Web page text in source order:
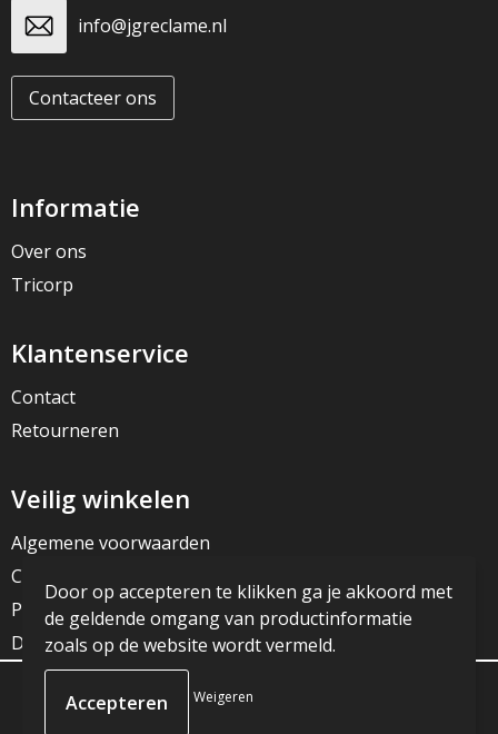
info@jgreclame.nl
Contacteer ons
Informatie
Over ons
Tricorp
Klantenservice
Contact
Retourneren
Veilig winkelen
Algemene voorwaarden
Cookieverklaring
Privacyverklaring
Disclaimer
© Copyright JG Reclame 2023
Door op accepteren te klikken ga je akkoord met
de geldende omgang van productinformatie
zoals op de website wordt vermeld.
Weigeren